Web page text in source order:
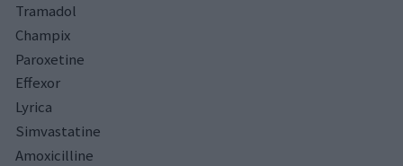
Tramadol
Champix
Paroxetine
Effexor
Lyrica
Simvastatine
Amoxicilline